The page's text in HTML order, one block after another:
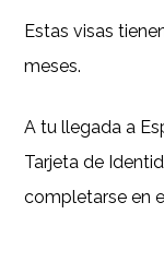
Estas visas
meses.
A tu llegada a
Tarjeta de
completarse en